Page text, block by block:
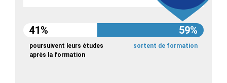
41% 59%
poursuivent leurs études
après la formation
sortent de formation